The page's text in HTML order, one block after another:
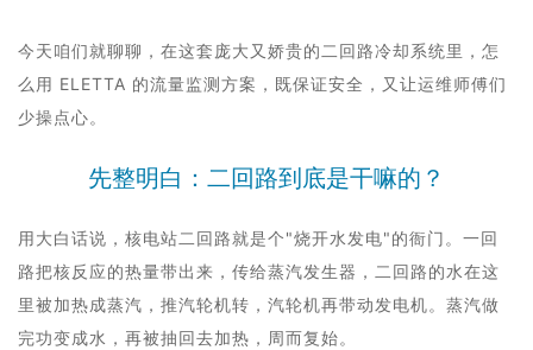
今天咱们就聊聊，在这套庞大又娇贵的二回路冷却系统里，怎
么用 ELETTA 的流量监测方案，既保证安全，又让运维师傅们
少操点心。
先整明白：二回路到底是干嘛的？
用大白话说，核电站二回路就是个"烧开水发电"的衙门。一回
路把核反应的热量带出来，传给蒸汽发生器，二回路的水在这
里被加热成蒸汽，推汽轮机转，汽轮机再带动发电机。蒸汽做
完功变成水，再被抽回去加热，周而复始。